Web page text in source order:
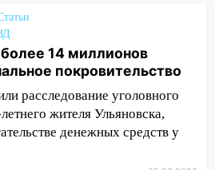
области
области
на трассе и
дело
на 6 августа в
рок и силовой
14 миллионов
покровительство
расследование уголовного
жителя Ульяновска,
денежных средств у